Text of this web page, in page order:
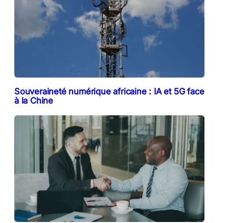
Souveraineté numérique africaine : IA et 5G face
à la Chine